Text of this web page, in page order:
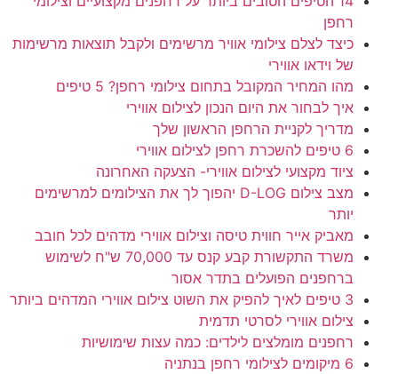
רחפן
כיצד לצלם צילומי אוויר מרשימים ולקבל תוצאות מרשימות
של וידאו אווירי
מהו המחיר המקובל בתחום צילומי רחפן? 5 טיפים
איך לבחור את היום הנכון לצילום אווירי
מדריך לקניית הרחפן הראשון שלך
6 טיפים להשכרת רחפן לצילום אווירי
ציוד מקצועי לצילום אווירי- הצעקה האחרונה
מצב צילום D-LOG יהפוך לך את הצילומים למרשימים
יותר
מאביק אייר חווית טיסה וצילום אווירי מדהים לכל חובב
משרד התקשורת קבע קנס עד 70,000 ש"ח לשימוש
ברחפנים הפועלים בתדר אסור
3 טיפים לאיך להפיק את השוט צילום אווירי המדהים ביותר
צילום אווירי לסרטי תדמית
רחפנים מומלצים לילדים: כמה עצות שימושיות
6 מיקומים לצילומי רחפן בנתניה